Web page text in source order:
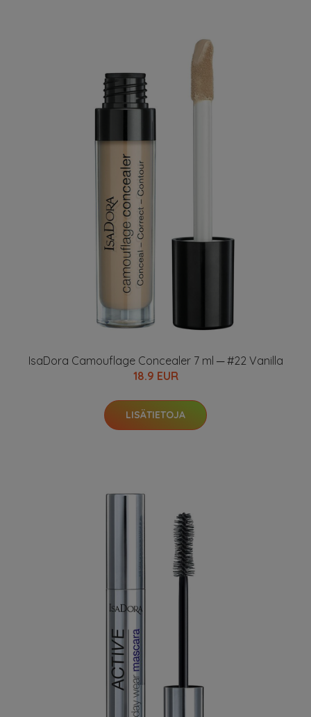
IsaDora Camouflage Concealer 7 ml ─ #22 Vanilla
18.9 EUR
LISÄTIETOJA